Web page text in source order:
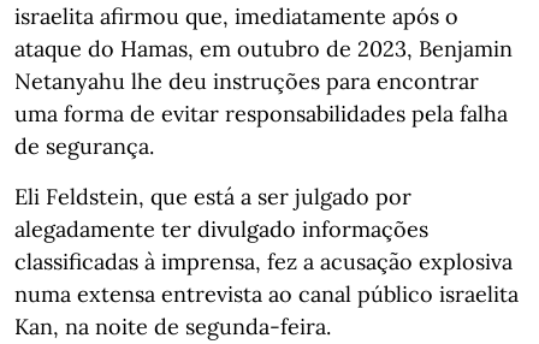
israelita afirmou que, imediatamente após o
ataque do Hamas, em outubro de 2023, Benjamin
Netanyahu lhe deu instruções para encontrar
uma forma de evitar responsabilidades pela falha
de segurança.
Eli Feldstein, que está a ser julgado por
alegadamente ter divulgado informações
classificadas à imprensa, fez a acusação explosiva
numa extensa entrevista ao canal público israelita
Kan, na noite de segunda-feira.